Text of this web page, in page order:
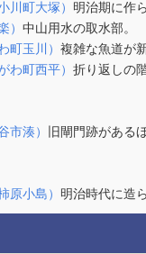
川町大塚） 明治期に作
） 中山用水の取水部。
町玉川） 複雑な魚道が
わ町西平） 折り返しの
市湊） 旧閘門跡がある
原小島） 明治時代に造